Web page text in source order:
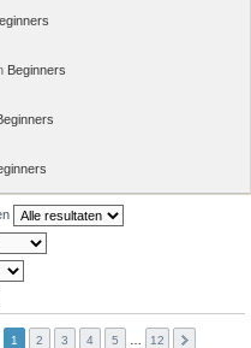
Beginners
1 2 3 4 5 12